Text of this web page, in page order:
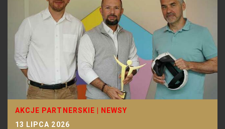
AKCJE PARTNERSKIE
NEWSY
13 LIPCA 2026